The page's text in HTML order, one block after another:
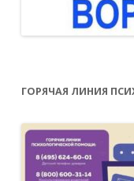
ГОРЯЧАЯ ЛИНИЯ